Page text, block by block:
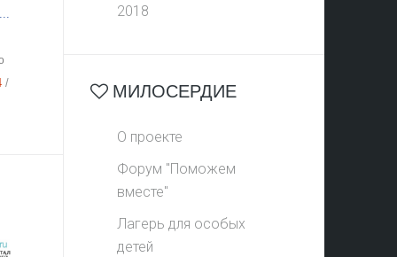
/
2018
МИЛОСЕРДИЕ
О проекте
Форум "Поможем
вместе"
Лагерь для особых
детей